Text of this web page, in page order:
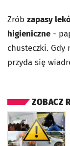
Zrób zapasy
higieniczne -
chusteczki. Gdy
przyda się
ZOBACZ
otworzy się w nowej